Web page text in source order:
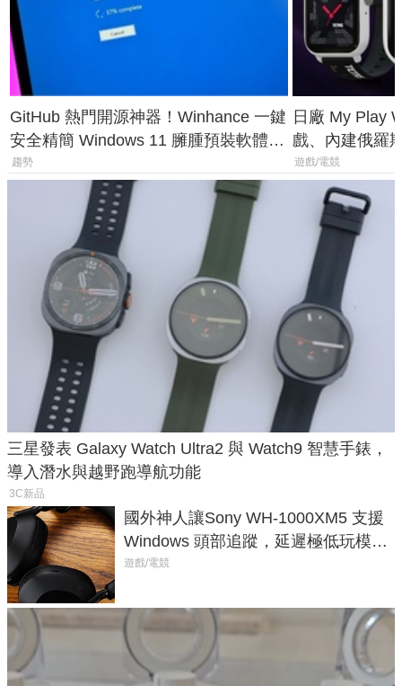
GitHub 熱門開源神器！Winhance 一鍵
安全精簡 Windows 11 臃腫預裝軟體與
後台追蹤
趨勢
日廠 My Play
戲、內建俄羅
過竟然不能連
遊戲/電競
三星發表 Galaxy Watch Ultra2 與 Watch9 智慧手錶，
導入潛水與越野跑導航功能
3C新品
國外神人讓Sony WH-1000XM5 支援
Windows 頭部追蹤，延遲極低玩模擬
飛行超有感
遊戲/電競